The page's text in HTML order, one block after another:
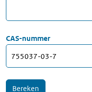
CAS-nummer